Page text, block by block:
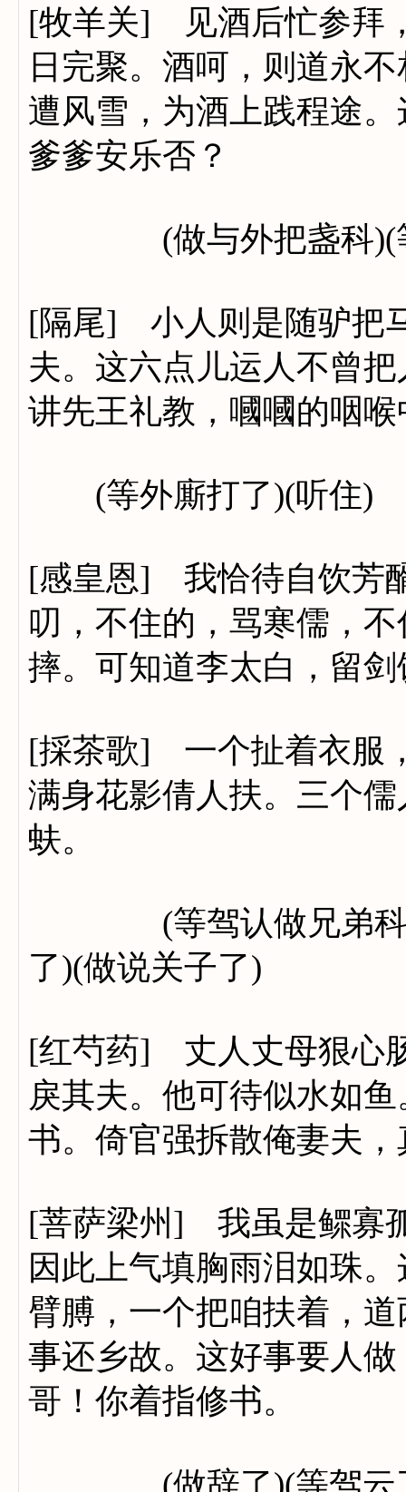
[牧羊关] 见酒后忙参拜
日完聚。酒呵，则道永
遭风雪，为酒上践程途
爹爹安乐否？
(做与外把盏科)(等
[隔尾] 小人则是随驴把
夫。这六点儿运人不曾
讲先王礼教，嘓嘓的咽
(等外廝打了)(听住)
[感皇恩] 我恰待自饮芳
叨，不住的，骂寒儒，
摔。可知道李太白，留
[採茶歌] 一个扯着衣服
满身花影倩人扶。三个
蚨。
(等驾认做兄弟科)(
了)(做说关子了)
[红芍药] 丈人丈母狠心
戾其夫。他可待似水如
书。倚官强拆散俺妻夫
[菩萨梁州] 我虽是鳏寡
因此上气填胸雨泪如珠
臂膊，一个把咱扶着，
事还乡故。这好事要人
哥！你着指修书。
(做辞了)(等驾云